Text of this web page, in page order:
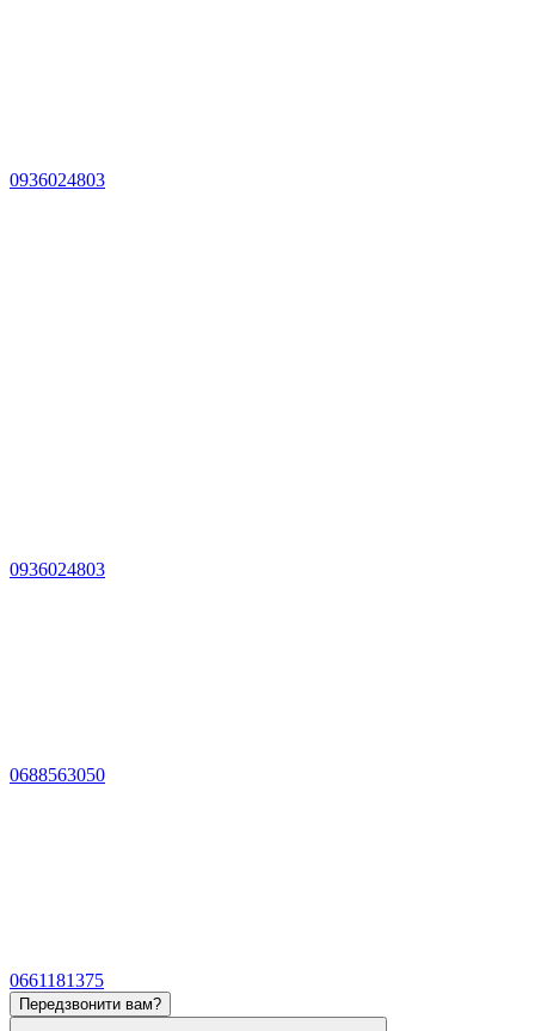
0936024803
0936024803
0688563050
0661181375
Передзвонити вам?